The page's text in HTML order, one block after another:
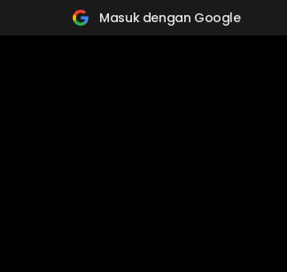
Masuk dengan Google